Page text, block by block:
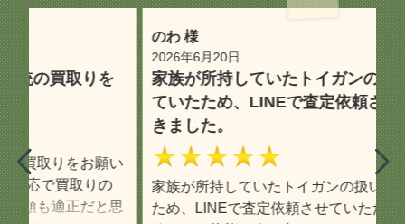
家族が所持していたトイガンの扱いに困っ
ていたため、LINEで査定依頼させていただ
★★★★★
家族が所持していたトイガンの扱いに困っていた
ため、LINEで査定依頼させていただきました。
箱もなく状態も左程良くはないのだろうと思って